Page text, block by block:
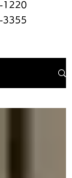
1220
3355